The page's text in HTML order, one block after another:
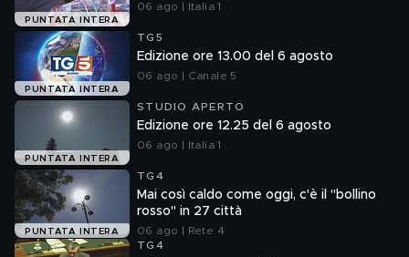
PUNTATA INTERA
06 ago | Italia 1
PUNTATA INTERA
TG5
Edizione ore 13.00 del 6 agosto
06 ago | Canale 5
PUNTATA INTERA
STUDIO APERTO
Edizione ore 12.25 del 6 agosto
06 ago | Italia 1
PUNTATA INTERA
TG4
Mai così caldo come oggi, c'è il "bollino
rosso" in 27 città
06 ago | Rete 4
TG4